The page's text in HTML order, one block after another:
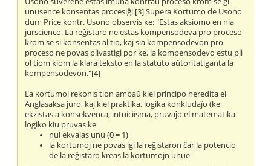
unusence konsentas procesiĝi.[3] Supera Kortumo de Usono
dum Price kontr. Usono observis ke: "Estas aksiomo en nia
jurscienco. La reĝistaro ne estas kompensodeva pro proceso
krom se si konsentas al tio, kaj sia kompensodevon pro
proceso ne povas plivastigi por ke, la kompensodevo estu pli
ol tiom kiom la klara teksto en la statuto aŭtoritatiganta la
kompensodevon."[4]
La kortumoj rekonis tion ambaŭ kiel principo heredita el
Anglasaksa juro, kaj kiel praktika, logika konkludaĵo (ke
ekzistas a konsekvenca, intuiciisma, pruvaĵo el matematika
logiko kiu pruvas ke
nul ekvalas unu (0 = 1)
la kortumoj ne povas igi la reĝistaron ĉar la potencio
de la reĝistaro kreas la kortumojn unue